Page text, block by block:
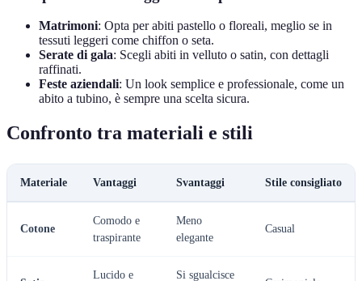
Matrimoni: Opta per abiti pastello o floreali, meglio se in
tessuti leggeri come chiffon o seta.
Serate di gala: Scegli abiti in velluto o satin, con dettagli
raffinati.
Feste aziendali: Un look semplice e professionale, come un
abito a tubino, è sempre una scelta sicura.
Confronto tra materiali e stili
Materiale Vantaggi Svantaggi Stile consigliato
Cotone
Comodo e
traspirante
Meno
elegante
Casual
Lucido e
Si sgualcisce